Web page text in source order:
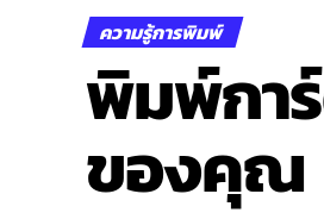
ความรู้การพิมพ์
พิมพ์กา
ของคุณ